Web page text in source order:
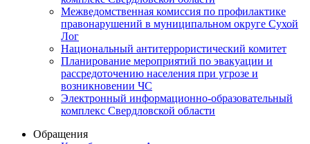
Межведомственная комиссия по профилактике
правонарушений в муниципальном округе Сухой
Лог
Национальный антитеррористический комитет
Планирование мероприятий по эвакуации и
рассредоточению населения при угрозе и
возникновении ЧС
Электронный информационно-образовательный
комплекс Свердловской области
Обращения